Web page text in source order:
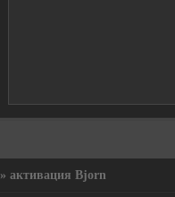
»активация Bjorn